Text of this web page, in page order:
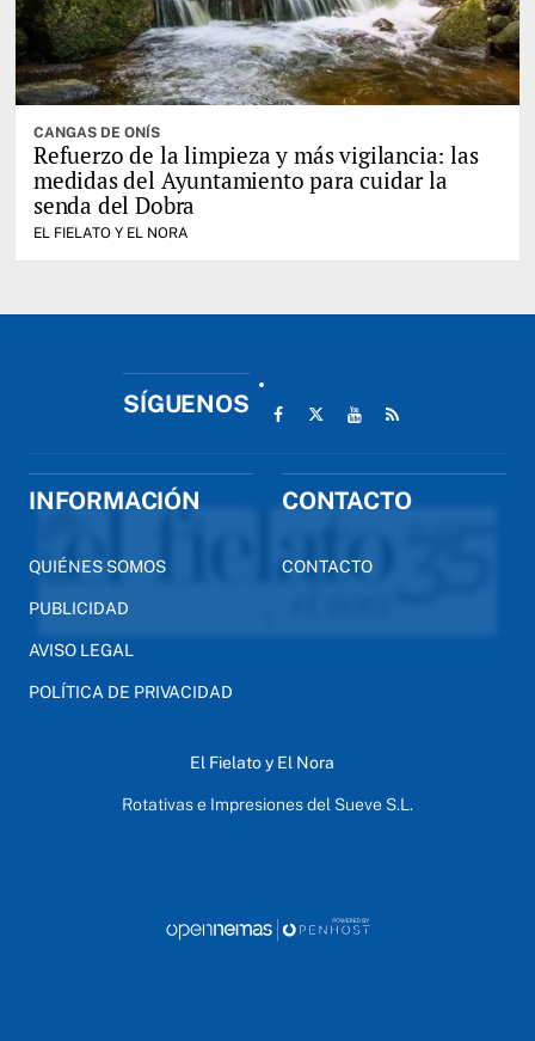
CANGAS DE ONÍS
Refuerzo de la limpieza y más vigilancia: las
medidas del Ayuntamiento para cuidar la
senda del Dobra
EL FIELATO Y EL NORA
SÍGUENOS
INFORMACIÓN
QUIÉNES SOMOS
PUBLICIDAD
AVISO LEGAL
POLÍTICA DE PRIVACIDAD
CONTACTO
CONTACTO
El Fielato y El Nora
Rotativas e Impresiones del Sueve S.L.